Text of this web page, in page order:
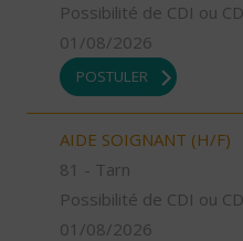
Possibilité de CDI ou
01/08/2026
POSTULER
AIDE SOIGNANT (H/F)
81 - Tarn
Possibilité de CDI ou
01/08/2026